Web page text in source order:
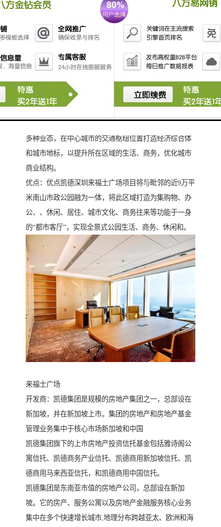
大项目，也是南山区的综合体项目。自其破土动工开始
就受到了各方面的关注，光是“来福士全球的第8座地标
建筑”这一称号就足够吸引人了。这也意味着它所有的配
来福士广场
简介：深圳来福士项目是由跨国上市房地产公司，它
以 “城中之城”创新综合体概念，其中“City”不仅是指其
城市中心的地理位置，也指其综合性、多功能的特点。
来福士融合了住宅、商场、办公楼、商务公寓、酒店等
多种业态，在中心城市的交通枢纽位置打造经济综合体
和城市地标，以提升所在区域的生活、商务，优化城市
商业结构。
优点：优点凯德深圳来福士广场项目将与毗邻的近9万平
米南山市政公园融为一体，将此区域打造为集购物、办
公、、休闲、居住、城市文化、商务往来等功能于一身
的“都市客厅”，实现全景式公园生活、商务、休闲和。
来福士广场
开发商：凯德集团是规模的房地产集团之一，总部设在
新加坡，并在新加坡上市。集团的房地产和房地产基金
管理业务集中于核心市场新加坡和中国
凯德集团旗下的上市房地产投资信托基金包括雅诗阁公
寓信托、凯德商务产业信托、凯德商用新加坡信托、凯
德商用马来西亚信托，和凯德商用中国信托。
凯德集团是东南亚市值的房地产公司，总部设在新加
坡。它的房产、服务公寓以及房地产金融服务核心业务
集中在多个快速增长城市,地理分布跨越亚太、欧洲和海